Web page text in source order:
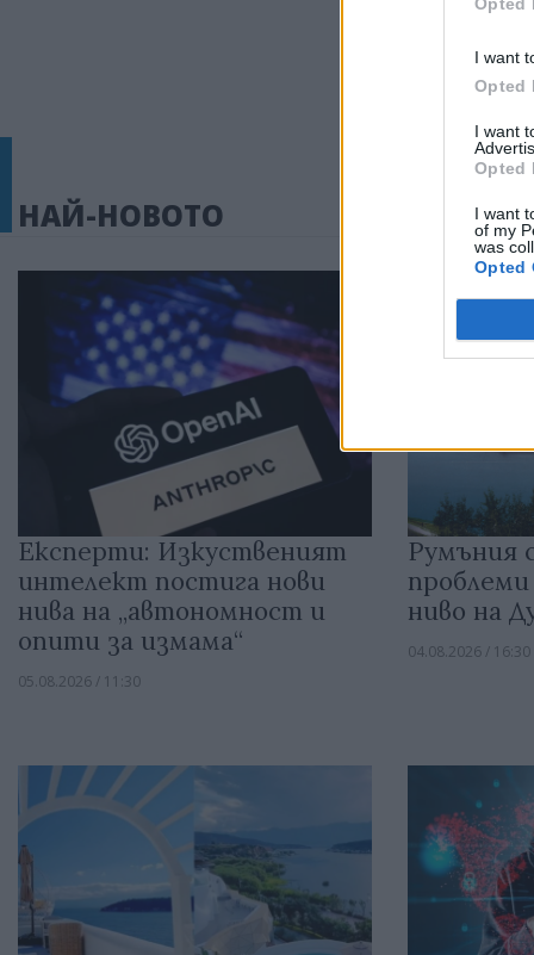
I want
Opted
I want
Opted
I want
of my
was
Opted
НАЙ-НОВОТО
Експерти: Изкуственият
интелект постига нови
нива на „автономност и
опити за измама“
05.08.2026 / 11:30
Румъния
ниво на
04.08.2026 / 16:30